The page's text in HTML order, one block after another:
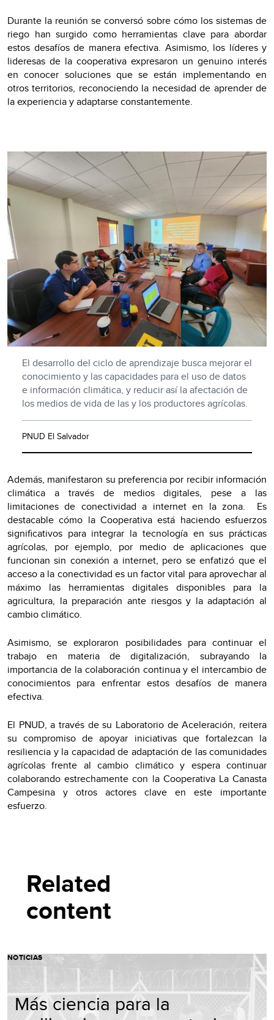
Durante la reunión se conversó sobre cómo los sistemas de
riego han surgido como herramientas clave para abordar
estos desafíos de manera efectiva. Asimismo, los líderes y
lideresas de la cooperativa expresaron un genuino interés
en conocer soluciones que se están implementando en
otros territorios, reconociendo la necesidad de aprender de
la experiencia y adaptarse constantemente.
El desarrollo del ciclo de aprendizaje busca mejorar el
conocimiento y las capacidades para el uso de datos
e información climática, y reducir así la afectación de
los medios de vida de las y los productores agrícolas.
PNUD El Salvador
Además, manifestaron su preferencia por recibir información
climática a través de medios digitales, pese a las
limitaciones de conectividad a internet en la zona. Es
destacable cómo la Cooperativa está haciendo esfuerzos
significativos para integrar la tecnología en sus prácticas
agrícolas, por ejemplo, por medio de aplicaciones que
funcionan sin conexión a internet, pero se enfatizó que el
acceso a la conectividad es un factor vital para aprovechar al
máximo las herramientas digitales disponibles para la
agricultura, la preparación ante riesgos y la adaptación al
cambio climático.
Asimismo, se exploraron posibilidades para continuar el
trabajo en materia de digitalización, subrayando la
importancia de la colaboración continua y el intercambio de
conocimientos para enfrentar estos desafíos de manera
efectiva.
El PNUD, a través de su Laboratorio de Aceleración, reitera
su compromiso de apoyar iniciativas que fortalezcan la
resiliencia y la capacidad de adaptación de las comunidades
agrícolas frente al cambio climático y espera continuar
colaborando estrechamente con la Cooperativa La Canasta
Campesina y otros actores clave en este importante
esfuerzo.
Related
content
NOTICIAS
Más ciencia para la